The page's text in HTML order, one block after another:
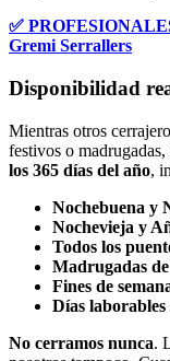
✅
Gremi Serrallers
Disponibilidad
Mientras otros
festivos o
los 365 días del año,
Nochebuena y
Nochevieja y
Todos los
Madrugadas
Fines de
Días laborables
No cerramos nunca.